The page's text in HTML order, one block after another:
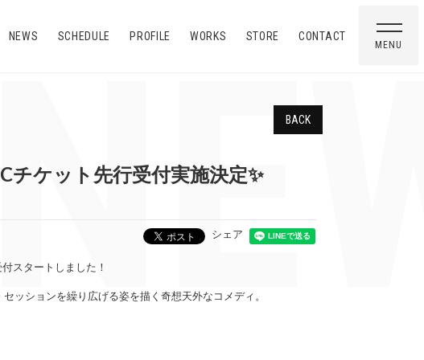
NEWS SCHEDULE PROFILE WORKS STORE CONTACT
MENU
BACK
チケット先行受付実施決定✨
シェア
スタートしました！
ッションを繰り広げる姿を描く奇想天外なコメディ。